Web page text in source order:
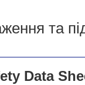
та
Data